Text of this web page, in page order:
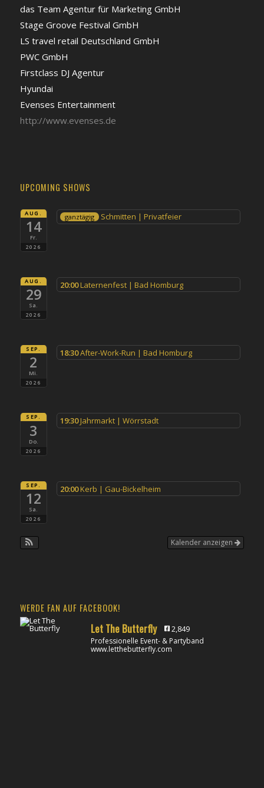
das Team Agentur für Marketing GmbH
Stage Groove Festival GmbH
LS travel retail Deutschland GmbH
PWC GmbH
Firstclass DJ Agentur
Hyundai
Evenses Entertainment
http://www.evenses.de
UPCOMING SHOWS
AUG.
14
Fr.
2026
ganztägig Schmitten | Privatfeier
AUG.
29
Sa.
2026
20:00Laternenfest | Bad Homburg
SEP.
2
Mi.
2026
18:30After-Work-Run | Bad Homburg
SEP.
3
Do.
2026
19:30Jahrmarkt | Wörrstadt
SEP.
12
Sa.
2026
20:00Kerb | Gau-Bickelheim
Kalender anzeigen
WERDE FAN AUF FACEBOOK!
Let The Butterfly
2,849
Professionelle Event- & Partyband
www.letthebutterfly.com